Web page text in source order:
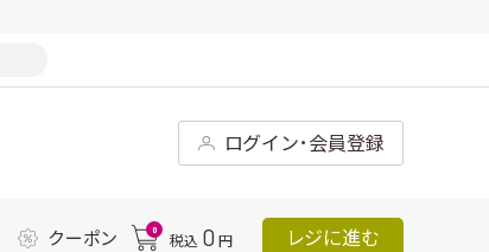
ログイン･会員登録
クーポン 0
税込 0 円 レジに進む